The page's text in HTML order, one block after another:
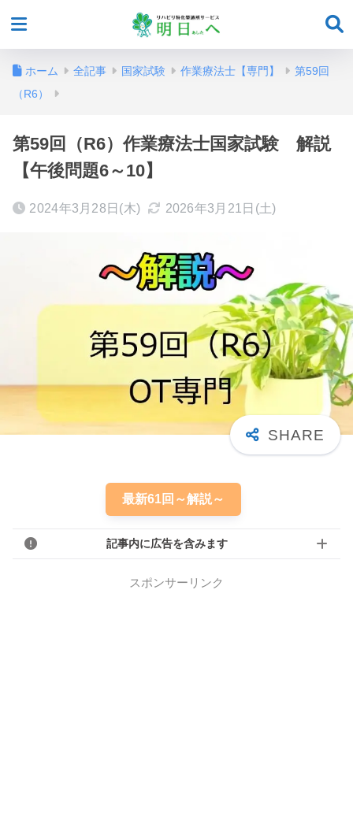
ホーム 全記事 国家試験 作業療法士【専門】
第59回
（R6）
第59回（R6）作業療法士国家試験 解説
【午後問題6～10】
2024年3月28日(木) 2026年3月21日(土)
最新61回～解説～
記事内に広告を含みます
スポンサーリンク